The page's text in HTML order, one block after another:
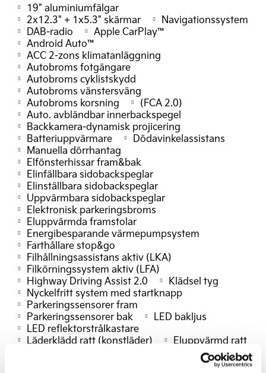
19" aluminiumfälgar
2x12.3" + 1x5.3" skärmar
Navigationssystem
DAB-radio
Apple CarPlay™
Android Auto™
ACC 2-zons klimatanläggning
Autobroms fotgängare
Autobroms cyklistskydd
Autobroms vänstersväng
Autobroms korsning
(FCA 2.0)
Auto. avbländbar innerbackspegel
Backkamera-dynamisk projicering
Batteriuppvärmare
Dödavinkelassistans
Manuella dörrhantag
Elfönsterhissar fram&bak
Elinfällbara sidobackspeglar
Elinställbara sidobackspeglar
Uppvärmbara sidobackspeglar
Elektronisk parkeringsbroms
Eluppvärmda framstolar
Energibesparande värmepumpsystem
Farthållare stop&go
Filhållningsassistans aktiv (LKA)
Filkörningssystem aktiv (LFA)
Highway Driving Assist 2.0
Klädsel tyg
Nyckelfritt system med startknapp
Parkeringssensorer fram
Parkeringssensorer bak
LED bakljus
LED reflektorstrålkastare
Läderklädd ratt (konstläder)
Eluppvärmd ratt
Regnsensor